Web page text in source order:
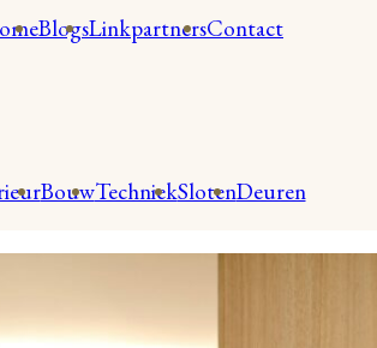
BlogsLinkpartnersContact
BouwTechniekSlotenDeuren